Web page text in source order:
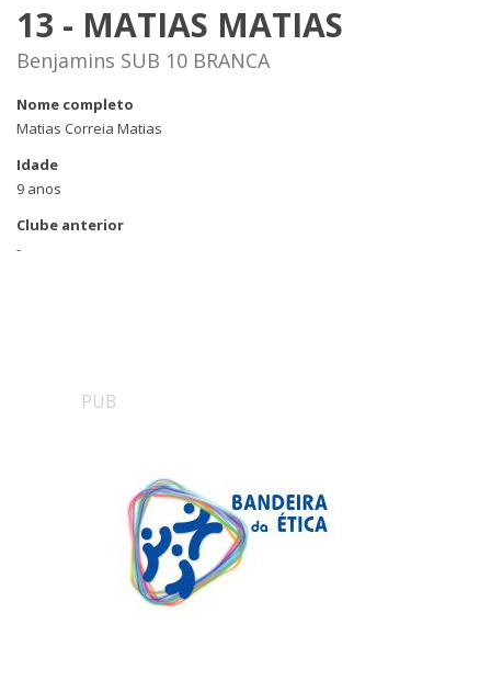
13 - MATIAS MATIAS
Benjamins SUB 10 BRANCA
Nome completo
Matias Correia Matias
Idade
9 anos
Clube anterior
-
PUB